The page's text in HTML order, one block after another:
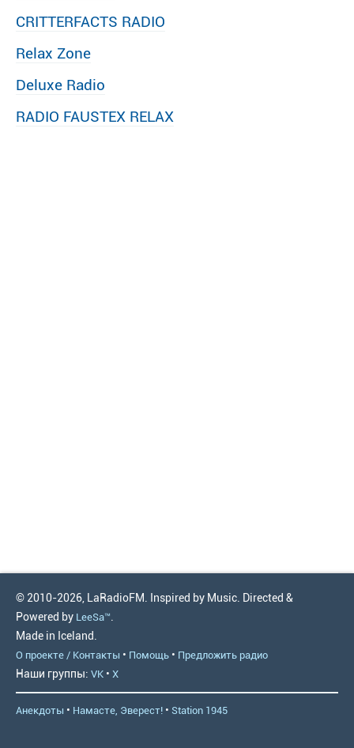
CRITTERFACTS RADIO
Relax Zone
Deluxe Radio
RADIO FAUSTEX RELAX
© 2010-2026, LaRadioFM. Inspired by Music. Directed &
Powered by LeeSa™.
Made in Iceland.
О проекте / Контакты • Помощь • Предложить радио
Наши группы: VK • X
Анекдоты • Намасте, Эверест! • Station 1945